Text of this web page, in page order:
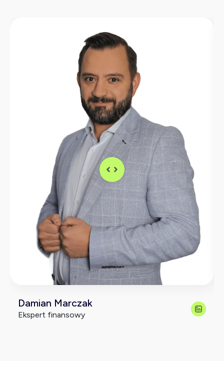
Damian Marczak
Ekspert finansowy